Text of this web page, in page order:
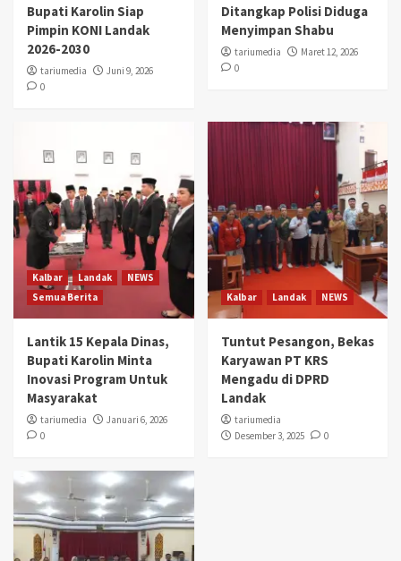
Bupati Karolin Siap
Pimpin KONI Landak
2026-2030
tariumedia
Juni 9, 2026
0
Ditangkap Polisi Diduga
Menyimpan Shabu
tariumedia
Maret 12, 2026
0
Kalbar Landak
NEWS
Semua Berita
Lantik 15 Kepala Dinas,
Bupati Karolin Minta
Inovasi Program Untuk
Masyarakat
tariumedia
Januari 6, 2026
0
Kalbar Landak NEWS
Tuntut Pesangon, Bekas
Karyawan PT KRS
Mengadu di DPRD
Landak
tariumedia
Desember 3, 2025
0